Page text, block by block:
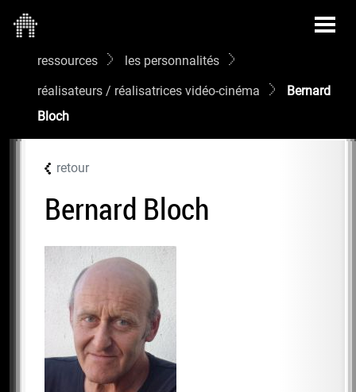
ressources
les personnalités
réalisateurs / réalisatrices vidéo-cinéma
Bernard
Bloch
retour
Bernard Bloch